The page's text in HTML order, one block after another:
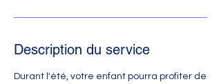
Description du service
Durant l'été, votre enfant pourra profiter de